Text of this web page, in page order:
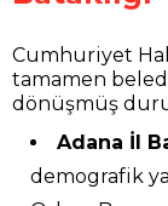
Cumhuriyet
tamamen
dönüşmüş
Adana İl
demografik